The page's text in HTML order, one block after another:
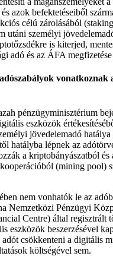
azok befektetéseiből
célú zárolásából
utáni személyi
is kiterjed,
adó és az ÁFA
vonatkoznak
pénzügyminisztérium
eszközök
jövedelemadó
hatályba lépnek az
a kriptobányászatból és
(mining pool)
nem vonhatók le az
Nemzetközi Pénzügyi
Centre) által regisztrált
eszközök beszerzésével
csökkenteni a digitális
költségével sem.